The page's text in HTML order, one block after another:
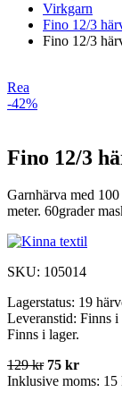
Virkgarn
Fino 12/3
Fino 12/3
Rea
-42%
Fino 12/3
Garnhärva med
meter. 60grader
SKU: 105014
Lagerstatus: 19
Leveranstid: Finns i
Finns i lager.
129 kr 75 kr
Inklusive moms: 15